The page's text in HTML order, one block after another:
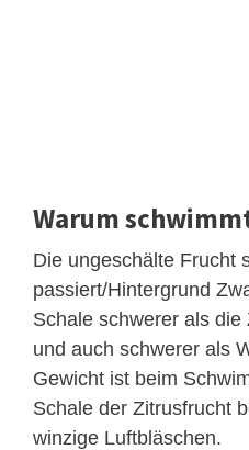
Warum
Die ungeschälte Frucht
passiert/Hintergrund
Schale schwerer als
und auch schwerer als
Gewicht ist beim
Schale der Zitrusfrucht
winzige Luftbläschen.